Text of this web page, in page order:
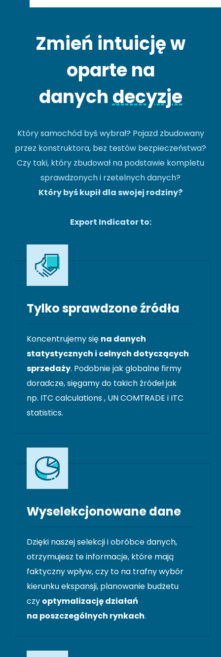
Zmień intuicję w
oparte na
danychdecyzje
Który samochód byś wybrał? Pojazd zbudowany
przez konstruktora, bez testów bezpieczeństwa?
Czy taki, który zbudował na podstawie kompletu
sprawdzonych i rzetelnych danych?
Który byś kupił dla swojej rodziny?
Export Indicator to:
Tylko sprawdzone źródła
Koncentrujemy się na danych
statystycznych i celnych dotyczących
sprzedaży. Podobnie jak globalne firmy
doradcze, sięgamy do takich źródeł jak
np. ITC calculations , UN COMTRADE i ITC
statistics.
Wyselekcjonowane dane
Dzięki naszej selekcji i obróbce danych,
otrzymujesz te informacje, które mają
faktyczny wpływ, czy to na trafny wybór
kierunku ekspansji, planowanie budżetu
czy optymalizację działań
na poszczególnych rynkach.